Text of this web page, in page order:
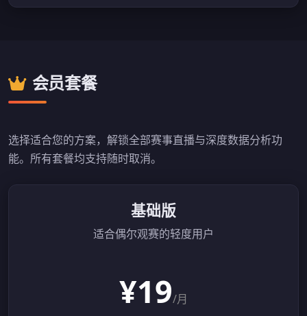
会员套餐
选择适合您的方案，解锁全部赛事直播与深度数据分析功
能。所有套餐均支持随时取消。
基础版
适合偶尔观赛的轻度用户
¥19/月